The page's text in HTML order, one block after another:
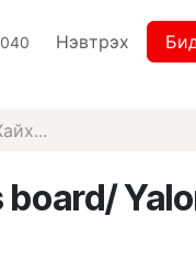
Нэвтрэх
board/